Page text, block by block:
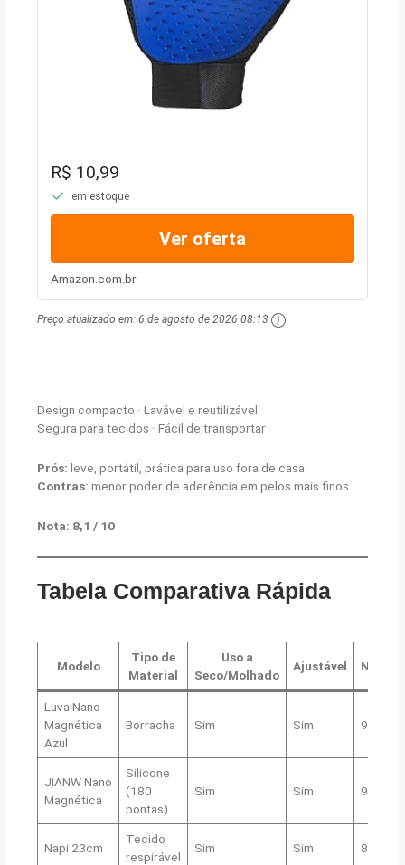
R$ 10,99
em estoque
Ver oferta
Amazon.com.br
Preço atualizado em:6 de agosto de 2026 08:13
Design compacto · Lavável e reutilizável
Segura para tecidos · Fácil de transportar
Prós: leve, portátil, prática para uso fora de casa.
Contras: menor poder de aderência em pelos mais finos.
Nota: 8,1 / 10
Tabela Comparativa Rápida
Modelo
Tipo de
Material
Uso a
Seco/Molhado
Ajustável Nota
Luva Nano
Magnética
Azul
Borracha Sim Sim 9,2
JIANW Nano
Magnética
Silicone
(180
pontas)
Sim Sim 9,0
Napi 23cm
Tecido
respirável
Sim Sim 8,8